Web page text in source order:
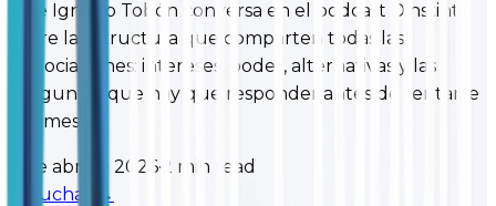
José Ignacio Tobón conversa en el podcast Dinstinto
sobre la estructura que comparten todas las
negociaciones: intereses, poder, alternativas y las
preguntas que hay que responder antes de sentarse
a la mesa.
7 de abr de 2026· 2 min read
Escuchar
→